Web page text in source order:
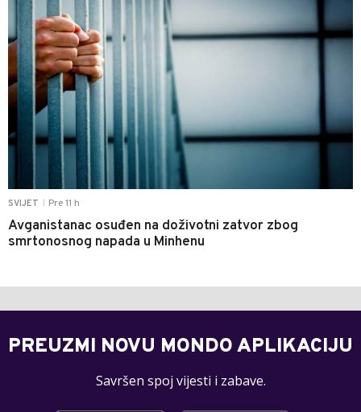
SVIJET Pre 11 h
Avganistanac osuđen na doživotni zatvor zbog
smrtonosnog napada u Minhenu
PREUZMI NOVU MONDO APLIKACIJU
Savršen spoj vijesti i zabave.